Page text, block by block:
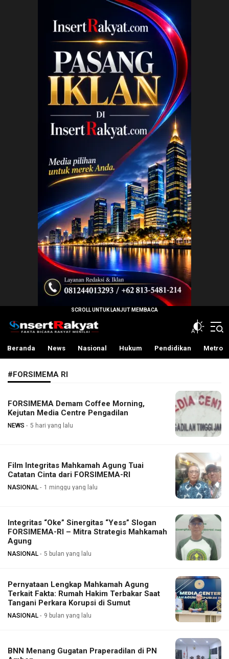
InsertRakyat.com
Fakta Bicara Rakyat Menilai
Beranda News Nasional Hukum Pendidikan Metro
#FORSIMEMA RI
FORSIMEMA Demam Coffee Morning,
Kejutan Media Centre Pengadilan
NEWS 5 hari yang lalu
Film Integritas Mahkamah Agung Tuai
Catatan Cinta dari FORSIMEMA-RI
NASIONAL 1 minggu yang lalu
Integritas “Oke” Sinergitas “Yess” Slogan
FORSIMEMA-RI – Mitra Strategis Mahkamah
Agung
NASIONAL 5 bulan yang lalu
Pernyataan Lengkap Mahkamah Agung
Terkait Fakta: Rumah Hakim Terbakar Saat
Tangani Perkara Korupsi di Sumut
NASIONAL 9 bulan yang lalu
BNN Menang Gugatan Praperadilan di PN